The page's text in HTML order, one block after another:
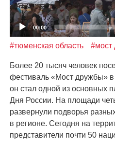
00:00
#тюменская область #мост
Более 20 тысяч человек
фестиваль «Мост дружбы» в
он стал одной из основных
Дня России. На площади
развернули подворья
в регионе. Сегодня на
представители почти 50